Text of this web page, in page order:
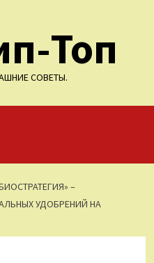
Топ
СОВЕТЫ.
–
УДОБРЕНИЙ НА